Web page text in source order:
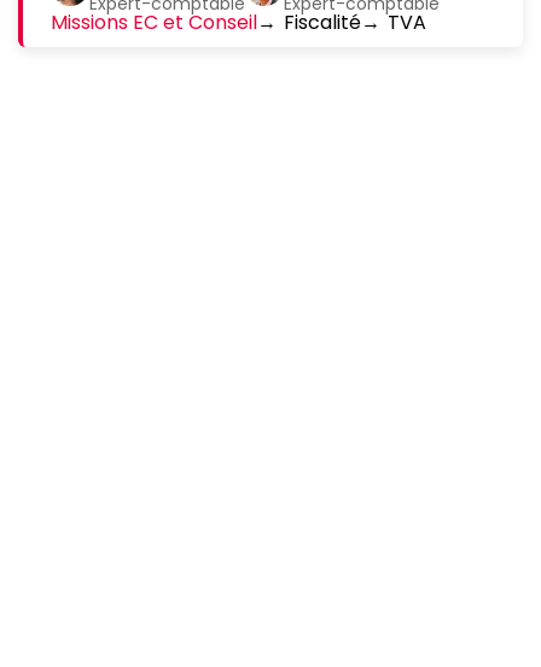
Missions EC et Conseil→ Fiscalité→ TVA